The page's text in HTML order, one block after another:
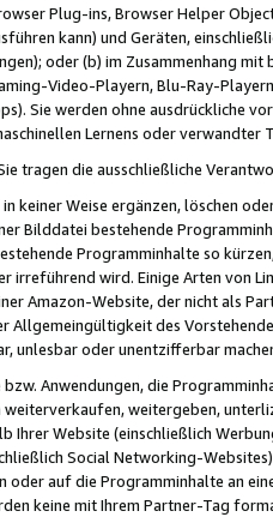
Plug-ins, Browser Helper
kann) und Geräten,
oder (b) im Zusammenhang
Video-Playern, Blu-Ray-
Sie werden ohne ausdrückliche
Lernens oder
tragen die ausschließliche
keiner Weise ergänzen, löschen
Bilddatei bestehende
Programminhalte so
irreführend wird. Einige Arten von
Amazon-Website, der nicht als
Allgemeingültigkeit des
unlesbar oder unentzifferbar
Anwendungen, die
weitergeben,
Ihrer Website (einschließlich
Social Networking-
oder auf die Programminhalte an
keine mit Ihrem Partner-Tag